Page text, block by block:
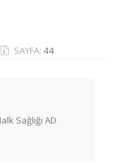
SAYFA: 44
Sağlığı AD